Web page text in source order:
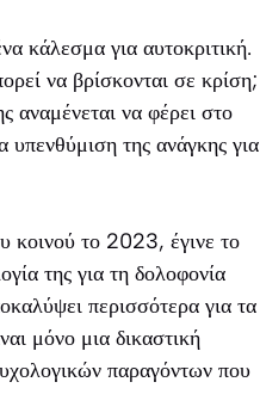
κάλεσμα για αυτοκριτική.
να βρίσκονται σε κρίση;
αναμένεται να φέρει στο
υπενθύμιση της ανάγκης για
κοινού το 2023, έγινε το
της για τη δολοφονία
περισσότερα για τα
μόνο μια δικαστική
παραγόντων που